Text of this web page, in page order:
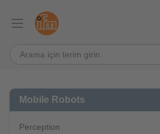
Mobile Robots
Perception